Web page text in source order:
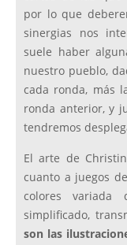
por lo que
sinergias nos
suele haber
nuestro pueblo,
cada ronda, más
ronda anterior, y
tendremos
El arte de
cuanto a juegos
colores
simplificado,
son las